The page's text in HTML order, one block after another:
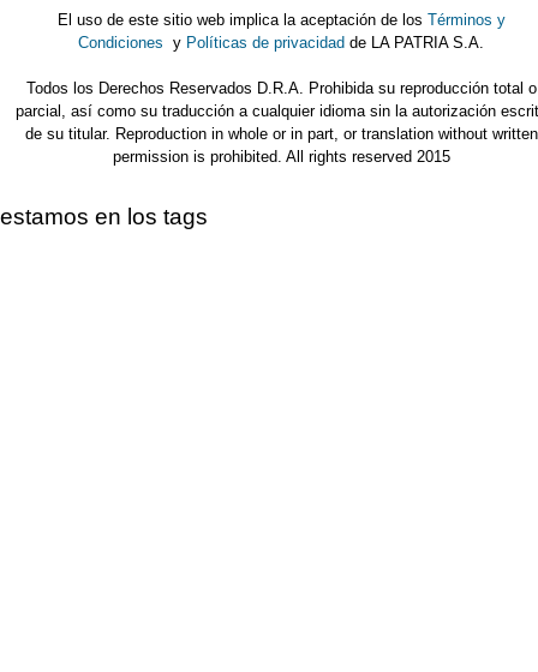
El uso de este sitio web implica la aceptación de los Términos y
Condiciones y Políticas de privacidad de LA PATRIA S.A.
Todos los Derechos Reservados D.R.A. Prohibida su reproducción total o
parcial, así como su traducción a cualquier idioma sin la autorización
de su titular. Reproduction in whole or in part, or translation without written
permission is prohibited. All rights reserved 2015
estamos en los tags